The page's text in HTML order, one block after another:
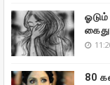
கைது
80